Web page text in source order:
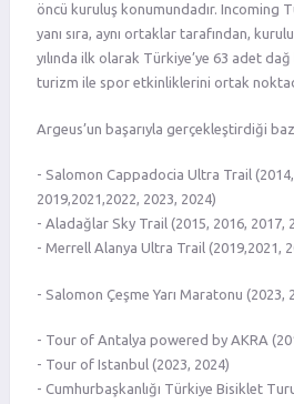
öncü kuruluş konumundadır. Incoming
yanı sıra, aynı ortaklar tarafından,
yılında ilk olarak Türkiye’ye 63 adet
turizm ile spor etkinliklerini ortak
Argeus’un başarıyla gerçekleştirdiği
- Salomon Cappadocia Ultra Trail
2019,2021,2022, 2023, 2024)
- Aladağlar Sky Trail (2015, 2016, 2017,
​- Merrell Alanya Ultra Trail (2019,2021,
- Salomon Çeşme Yarı Maratonu (2023,
- Tour of Antalya powered by AKRA
- Tour of Istanbul (2023, 2024)
- Cumhurbaşkanlığı Türkiye Bisiklet